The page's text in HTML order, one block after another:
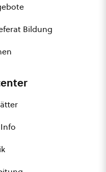
Bildung
Info